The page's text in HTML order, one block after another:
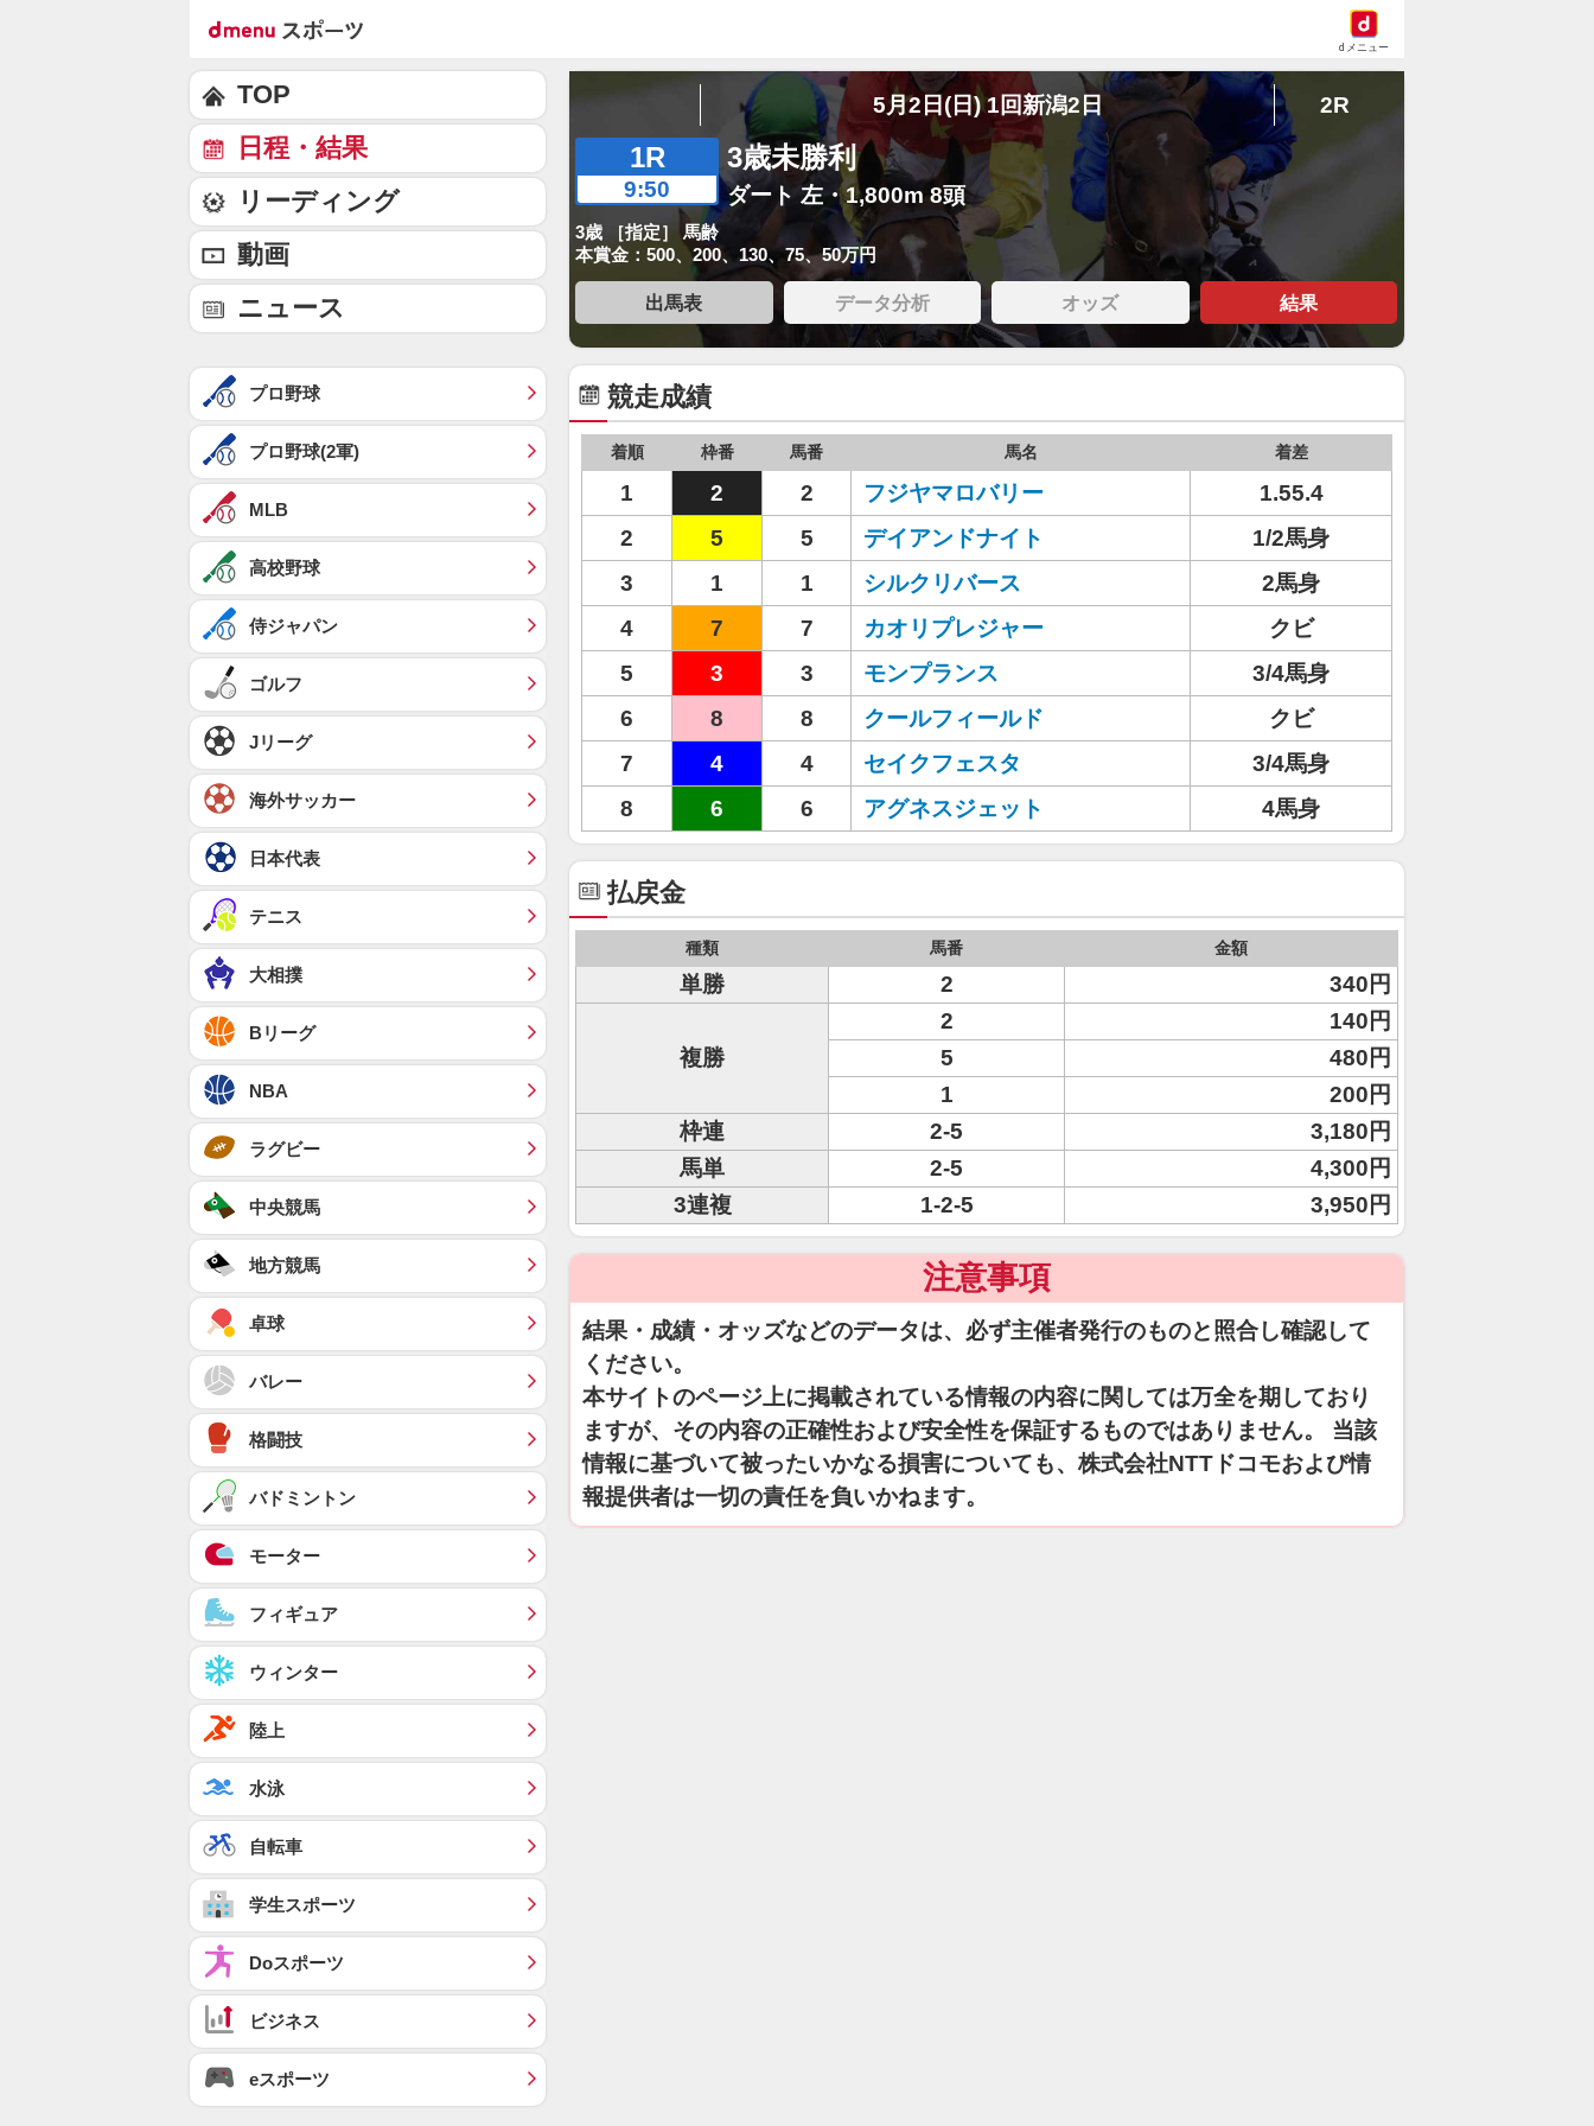
dメニュー
5月2日(日) 1回新潟2日 2R
1R
9:50
3歳未勝利
ダート 左・1,800m 8頭
3歳 ［指定］ 馬齢
本賞金：500、200、130、75、50万円
出馬表 データ分析 オッズ 結果
競走成績
着順 枠番 馬番 馬名 着差
1 2 2 フジヤマロバリー
1.55.4
2
5 5 デイアンドナイト
1/2馬身
3
1 1 シルクリバース
2馬身
4
7 7 カオリプレジャー
クビ
5
3 3 モンプランス
3/4馬身
6
8 8 クールフィールド
クビ
7
4 4 セイクフェスタ
3/4馬身
8
6 6 アグネスジェット 4馬身
払戻金
種類 馬番 金額
単勝 2 340円
複勝
2
140円
5
480円
1
200円
枠連
2-5
3,180円
馬単
2-5
4,300円
3連複
1-2-5 3,950円
注意事項
結果・成績・オッズなどのデータは、必ず主催者発行のものと照合し確認して
ください。
本サイトのページ上に掲載されている情報の内容に関しては万全を期しており
ますが、その内容の正確性および安全性を保証するものではありません。 当該
情報に基づいて被ったいかなる損害についても、株式会社NTTドコモおよび情
報提供者は一切の責任を負いかねます。
TOP
日程・結果
リーディング
動画
ニュース
プロ野球
プロ野球(2軍)
MLB
高校野球
侍ジャパン
ゴルフ
Jリーグ
海外サッカー
日本代表
テニス
大相撲
Bリーグ
NBA
ラグビー
中央競馬
地方競馬
卓球
バレー
格闘技
バドミントン
モーター
フィギュア
ウィンター
陸上
水泳
自転車
学生スポーツ
Doスポーツ
ビジネス
eスポーツ